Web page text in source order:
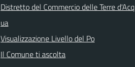
Distretto del Commercio delle Terre d'Acq
ua
Visualizzazione Livello del Po
Il Comune ti ascolta